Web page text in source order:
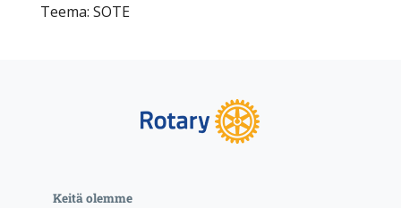
Teema: SOTE
Keitä olemme